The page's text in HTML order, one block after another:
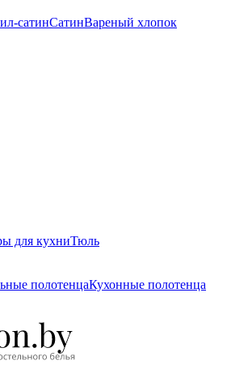
сатинСатинВареный хлопок
для кухниТюль
полотенцаКухонные полотенца